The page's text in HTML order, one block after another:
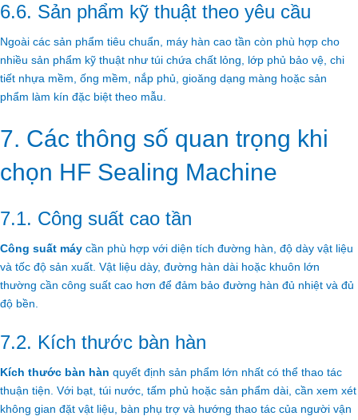
6.6. Sản phẩm kỹ thuật theo yêu cầu
Ngoài các sản phẩm tiêu chuẩn, máy hàn cao tần còn phù hợp cho
nhiều sản phẩm kỹ thuật như túi chứa chất lỏng, lớp phủ bảo vệ, chi
tiết nhựa mềm, ống mềm, nắp phủ, gioăng dạng màng hoặc sản
phẩm làm kín đặc biệt theo mẫu.
7. Các thông số quan trọng khi
chọn HF Sealing Machine
7.1. Công suất cao tần
Công suất máy cần phù hợp với diện tích đường hàn, độ dày vật liệu
và tốc độ sản xuất. Vật liệu dày, đường hàn dài hoặc khuôn lớn
thường cần công suất cao hơn để đảm bảo đường hàn đủ nhiệt và đủ
độ bền.
7.2. Kích thước bàn hàn
Kích thước bàn hàn quyết định sản phẩm lớn nhất có thể thao tác
thuận tiện. Với bạt, túi nước, tấm phủ hoặc sản phẩm dài, cần xem xét
không gian đặt vật liệu, bàn phụ trợ và hướng thao tác của người vận